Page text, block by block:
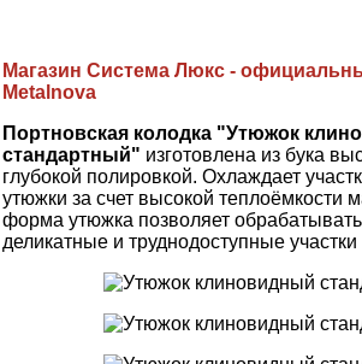
Магазин Система Люкс -
Metalnova
Портновская колодка "Утюжок
стандартный" изготовлена из бука
глубокой полировкой. Охлаждает
утюжки за счет высокой теплоёмкости
форма утюжка позволяет
деликатные и труднодоступные участки